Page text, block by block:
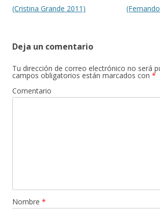
(Cristina Grande 2011)
Deja un comentario
Tu dirección de correo electrónico no será
campos obligatorios están marcados con *
Comentario
Nombre *